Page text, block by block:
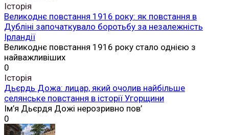
Історія
Великоднє повстання 1916 року: як повстання в
Дубліні започаткувало боротьбу за незалежність
Ірландії
Великоднє повстання 1916 року стало однією з
найважливіших
0
Історія
Дьєрдь Дожа: лицар, який очолив найбільше
селянське повстання в історії Угорщини
Ім’я Дьєрдя Дожі нерозривно пов’
0